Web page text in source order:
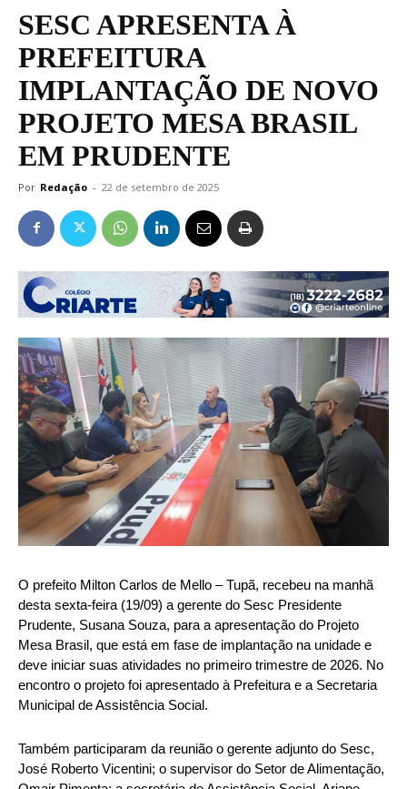
SESC APRESENTA À
PREFEITURA
IMPLANTAÇÃO DE NOVO
PROJETO MESA BRASIL
EM PRUDENTE
Por Redação - 22 de setembro de 2025
O prefeito Milton Carlos de Mello – Tupã, recebeu na manhã
desta sexta-feira (19/09) a gerente do Sesc Presidente
Prudente, Susana Souza, para a apresentação do Projeto
Mesa Brasil, que está em fase de implantação na unidade e
deve iniciar suas atividades no primeiro trimestre de 2026. No
encontro o projeto foi apresentado à Prefeitura e a Secretaria
Municipal de Assistência Social.
Também participaram da reunião o gerente adjunto do Sesc,
José Roberto Vicentini; o supervisor do Setor de Alimentação,